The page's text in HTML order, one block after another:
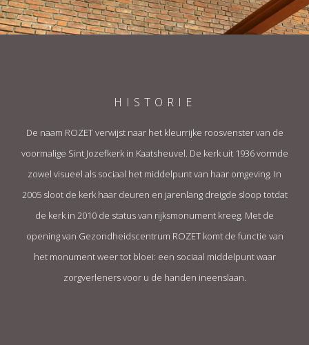
HISTORIE
De naam ROZET verwijst naar het kleurrijke roosvenster van de
voormalige Sint Jozefkerk in Kaatsheuvel. De kerk uit 1936 vormde
zowel visueel als sociaal het middelpunt van haar omgeving. In
2005 sloot de kerk haar deuren en jarenlang dreigde sloop totdat
de kerk in 2010 de status van rijksmonument kreeg. Met de
opening van Gezondheidscentrum ROZET komt de functie van
het monument weer tot bloei: een sociaal middelpunt waar
zorgverleners voor u de handen ineenslaan.